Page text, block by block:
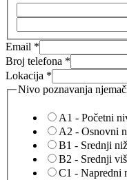
Email *
Broj telefona *
Lokacija *
Nivo poznavanja
A1 - Početni
A2 - Osnovni
B1 - Srednji
B2 - Srednji
C1 - Napredni